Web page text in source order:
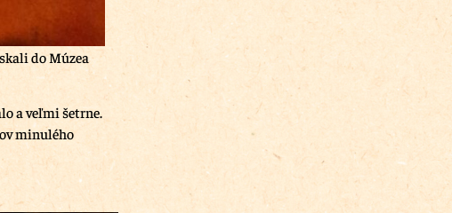
do Múzea
a veľmi šetrne.
minulého